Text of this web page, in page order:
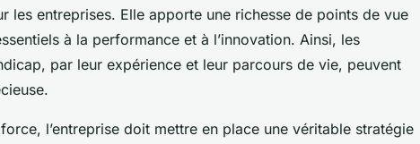
les entreprises. Elle apporte une richesse de points de vue
à la performance et à l’innovation. Ainsi, les
par leur expérience et leur parcours de vie, peuvent
l’entreprise doit mettre en place une véritable stratégie